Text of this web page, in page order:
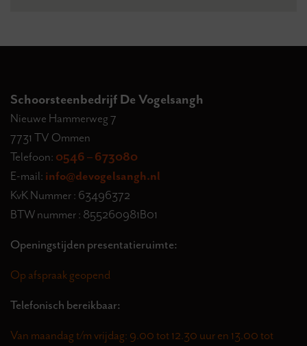
Schoorsteenbedrijf De Vogelsangh
Nieuwe Hammerweg 7
7731 TV Ommen
Telefoon: 0546 – 673080
E-mail: info@devogelsangh.nl
KvK Nummer : 63496372
BTW nummer : 855260981B01
Openingstijden presentatieruimte:
Op afspraak geopend
Telefonisch bereikbaar:
Van maandag t/m vrijdag: 9.00 tot 12.30 uur en 13.00 tot